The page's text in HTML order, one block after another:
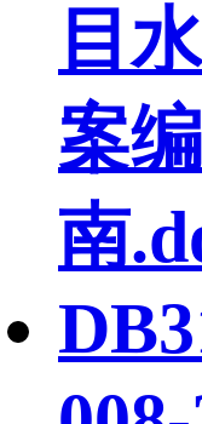
目
案
南